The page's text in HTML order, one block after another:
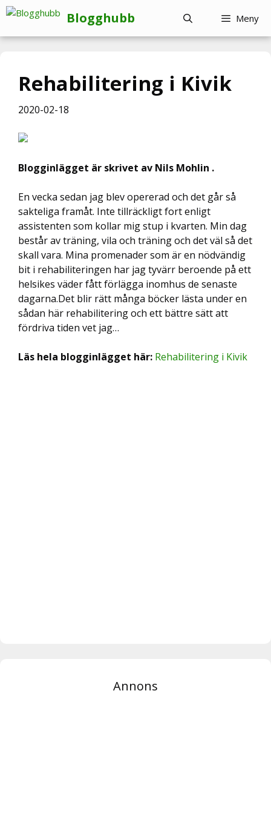
Hoppa
innehåll
Blogghubb Meny
Rehabilitering i Kivik
2020-02-18
Blogginlägget är skrivet av Nils Mohlin .
En vecka sedan jag blev opererad och det går så
sakteliga framåt. Inte tillräckligt fort enligt
assistenten som kollar mig stup i kvarten. Min dag
består av träning, vila och träning och det väl så det
skall vara. Mina promenader som är en nödvändig
bit i rehabiliteringen har jag tyvärr beroende på ett
helsikes väder fått förlägga inomhus de senaste
dagarna.Det blir rätt många böcker lästa under en
sådan här rehabilitering och ett bättre sätt att
fördriva tiden vet jag…
Läs hela blogginlägget här: Rehabilitering i Kivik
Annons